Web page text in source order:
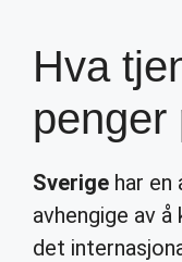
Hva
penger
Sverige har en
avhengige av
det